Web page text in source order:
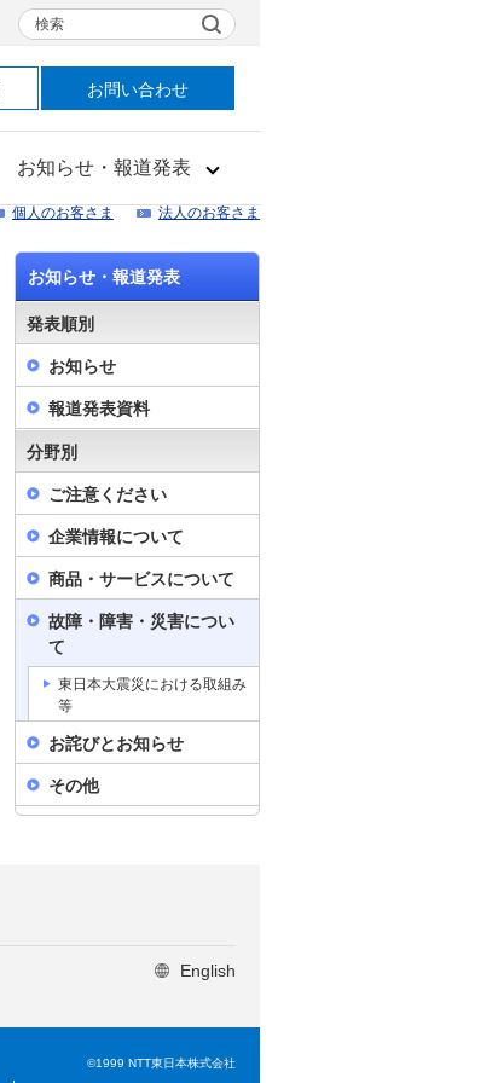
お知らせ・報道発表
検索
お問い合わせ
個人のお客さま 法人のお客さま
お知らせ・報道発表
発表順別
お知らせ
報道発表資料
分野別
ご注意ください
企業情報について
商品・サービスについて
故障・障害・災害につい
て
東日本大震災における取組み
等
お詫びとお知らせ
その他
English
©1999 NTT東日本株式会社